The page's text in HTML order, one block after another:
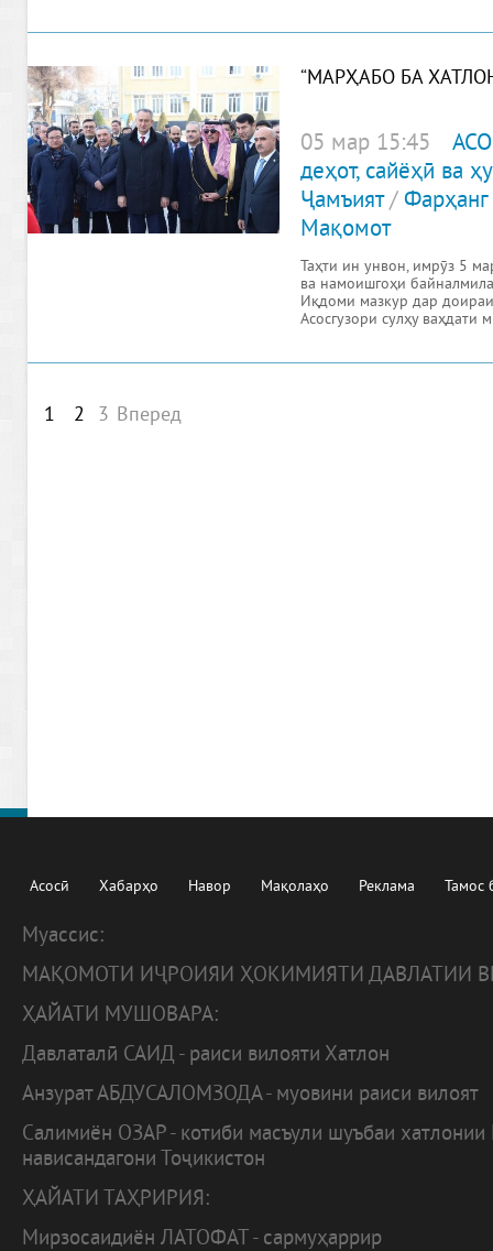
“МАРҲАБО БА
05 мар 15:45
деҳот, сайёҳӣ ва
Ҷамъият/Фарҳанг
Мақомот
Таҳти ин унвон, имрӯз 5
ва намоишгоҳи
Иқдоми мазкур дар
Асосгузори сулҳу ваҳдати
1 2 3 Вперед
Асосӣ Хабарҳо Навор Мақолаҳо Реклама Тамос
Муассис:
МАҚОМОТИ ИҶРОИЯИ ҲОКИМИЯТИ ДАВЛАТИИ
ҲАЙАТИ МУШОВАРА:
Давлаталӣ САИД - раиси вилояти Хатлон
Анзурат АБДУСАЛОМЗОДА - муовини раиси вилоят
Салимиён ОЗАР - котиби масъули шуъбаи
нависандагони Тоҷикистон
ҲАЙАТИ ТАҲРИРИЯ:
Мирзосаидиён ЛАТОФАТ - сармуҳаррир